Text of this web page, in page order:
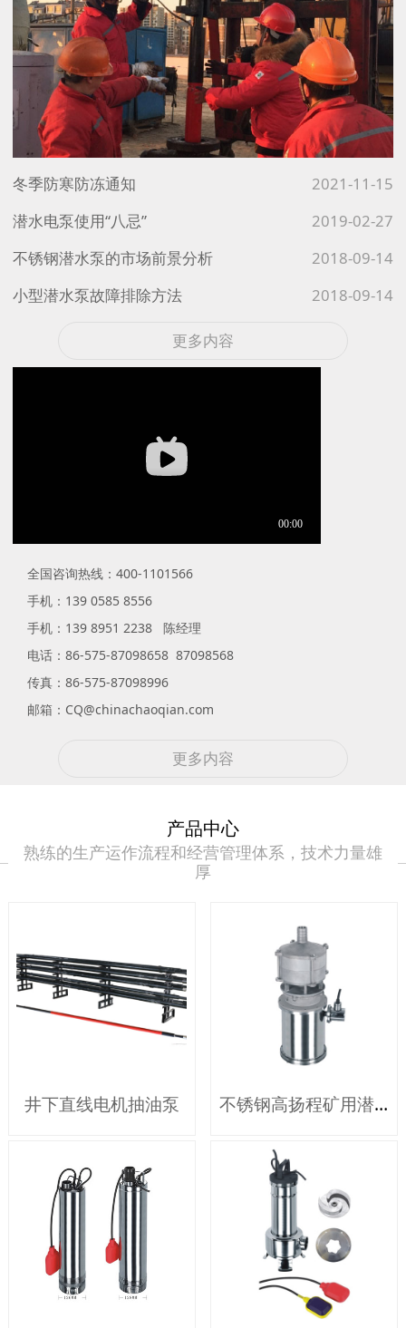
冬季防寒防冻通知
2021-11-15
潜水电泵使用“八忌”
2019-02-27
不锈钢潜水泵的市场前景分析
2018-09-14
小型潜水泵故障排除方法
2018-09-14
更多内容
全国咨询热线：400-1101566
手机：139 0585 8556
手机： 139 8951 2238 陈经理
电话：86-575-87098658 87098568
传真：86-575-87098996
邮箱：CQ@chinachaoqian.com
更多内容
产品中心
熟练的生产运作流程和经营管理体系，技术力量雄
厚
井下直线电机抽油泵 不锈钢高扬程矿用潜水泵